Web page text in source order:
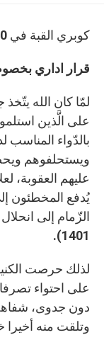
كوبري القبة في 20 مايو 2016
قرار اداري
لمّا كان الله
على الَّذين
بالدّواء المناسب
ويستحلفوهم
عليهم العقوبة،
يُدفع المخطئون
الزّمام إلى
1401).
لذلك حرصت
على احتواء
دون جدوى،
وتلقت منه أخيرا